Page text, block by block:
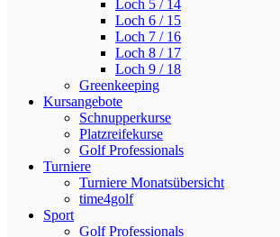
Loch 5 / 14
Loch 6 / 15
Loch 7 / 16
Loch 8 / 17
Loch 9 / 18
Greenkeeping
Kursangebote
Schnupperkurse
Platzreifekurse
Golf Professionals
Turniere
Turniere Monatsübersicht
time4golf
Sport
Golf Professionals